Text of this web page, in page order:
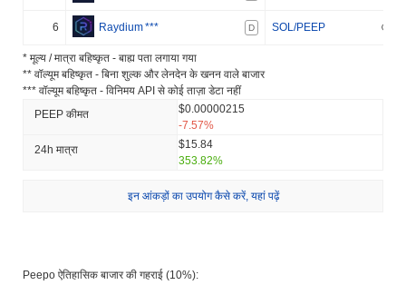
6 Raydium*** D SOL/PEEP
* मूल्य / मात्रा बहिष्कृत - बाह्य पता लगाया गया
** वॉल्यूम बहिष्कृत - बिना शुल्क और लेनदेन के खनन वाले बाजार
*** वॉल्यूम बहिष्कृत - विनिमय API से कोई ताज़ा डेटा नहीं
PEEP कीमत
$0.00000215
-7.57%
24h मात्रा
$15.84
353.82%
इन आंकड़ों का उपयोग कैसे करें, यहां पढ़ें
Peepo ऐतिहासिक बाजार की गहराई (10%):